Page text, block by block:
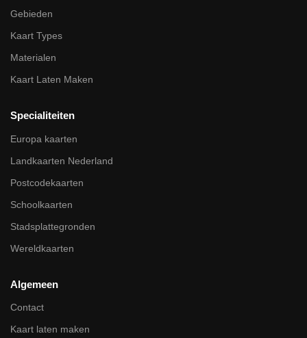
Gebieden
Kaart Types
Materialen
Kaart Laten Maken
Specialiteiten
Europa kaarten
Landkaarten Nederland
Postcodekaarten
Schoolkaarten
Stadsplattegronden
Wereldkaarten
Algemeen
Contact
Kaart laten maken